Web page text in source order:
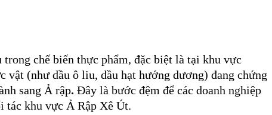
chế biến thực phẩm, đặc biệt là tại khu vực
vật (như dầu ô liu, dầu hạt hướng dương) đang chứng
sang Ả rập. Đây là bước đệm để các doanh nghiệp
tác khu vực Ả Rập Xê Út.